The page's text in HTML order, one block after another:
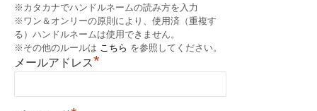
※カタカナでハンドルネームの読み方を入力
※ワン＆オンリーの原則により、使用済（重複す
る）ハンドルネームは使用できません。
※その他のルールは こちら を参照してください。
メールアドレス*